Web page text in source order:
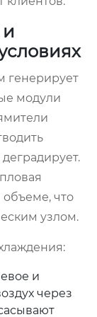
генерирует
модули
объеме, что
узлом.
и
через